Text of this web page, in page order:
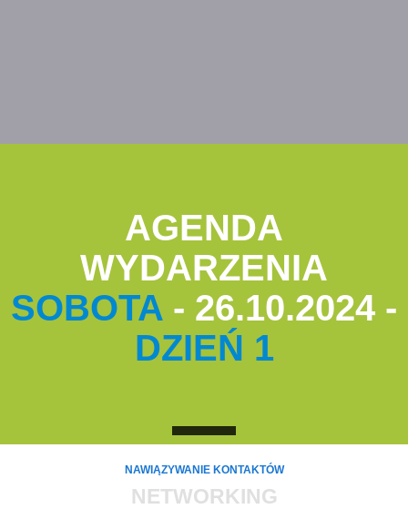
AGENDA
WYDARZENIA
SOBOTA - 26.10.2024 -
DZIEŃ 1
NAWIĄZYWANIE KONTAKTÓW
NETWORKING